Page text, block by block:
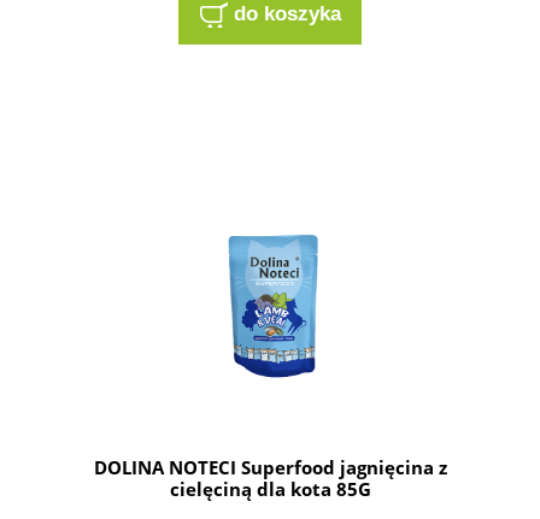
do koszyka
DOLINA NOTECI Superfood jagnięcina z
cielęciną dla kota 85G